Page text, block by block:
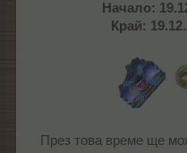
Начало:
Край:
През това време ще